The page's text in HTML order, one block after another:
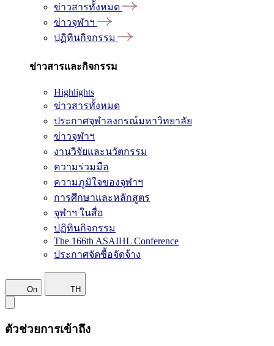
ข่าวสารทั้งหมด
ข่าวจุฬาฯ
ปฏิทินกิจกรรม
ข่าวสารและกิจกรรม
Highlights
ข่าวสารทั้งหมด
ประกาศจุฬาลงกรณ์มหาวิทยาลัย
ข่าวจุฬาฯ
งานวิจัยและนวัตกรรม
ความร่วมมือ
ความภูมิใจของจุฬาฯ
การศึกษาและหลักสูตร
จุฬาฯ ในสื่อ
ปฏิทินกิจกรรม
The 166th ASAIHL Conference
ประกาศจัดซื้อจัดจ้าง
On TH
ตัวช่วยการเข้าถึง